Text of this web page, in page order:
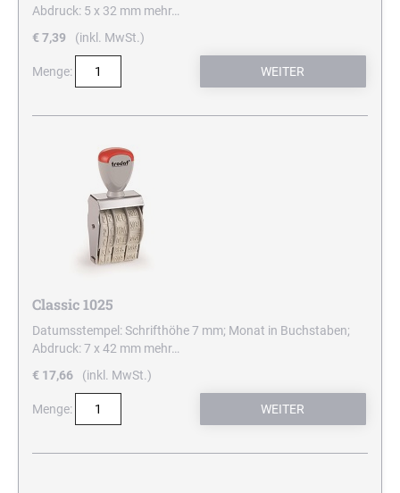
Abdruck: 5 x 32 mm mehr…
€ 7,39
(inkl. MwSt.)
Menge:
Classic 1025
Datumsstempel: Schrifthöhe 7 mm; Monat in Buchstaben;
Abdruck: 7 x 42 mm mehr…
€ 17,66
(inkl. MwSt.)
Menge: